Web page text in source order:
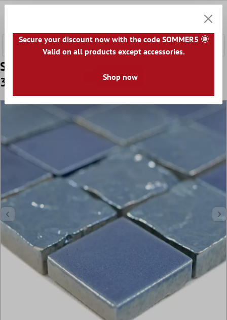
Sample Keramiek Mozaïek Tegels Shogun
3D Blauw
Secure your discount now with the code SOMMER5 🌞
Valid on all products except accessories.
Shop now